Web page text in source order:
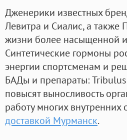
Дженерики известных
Левитра и Сиалис, а также
жизни более насыщенной
Синтетические гормоны
энергии спортсменам и
БАДы и препараты:
повысят выносливость
работу многих
доставкой Мурманск.